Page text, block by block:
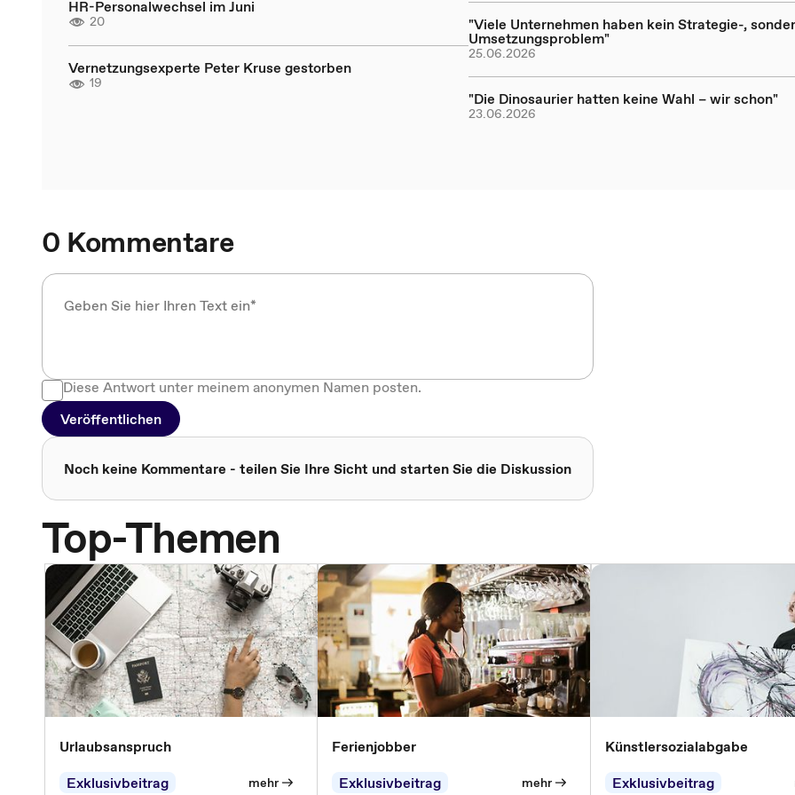
HR-Personalwechsel im Juni
20
Vernetzungsexperte Peter Kruse gestorben
19
"Viele Unternehmen haben kein Strategie-,
Umsetzungsproblem"
25.06.2026
"Die Dinosaurier hatten keine Wahl – wir schon"
23.06.2026
0 Kommentare
Diese Antwort unter meinem anonymen Namen posten.
Veröffentlichen
Noch keine Kommentare - teilen Sie Ihre Sicht und starten Sie die Diskussion
Top-Themen
Urlaubsanspruch
Exklusivbeitrag
mehr
Ferienjobber
Exklusivbeitrag
mehr
Künstlersozialabgabe
Exklusivbeitrag